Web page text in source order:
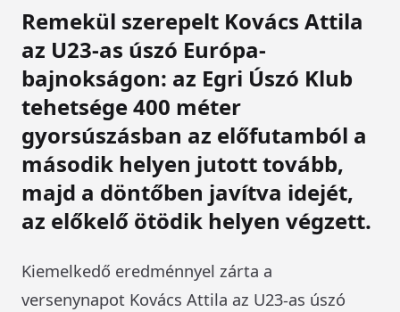
Remekül szerepelt Kovács Attila
az U23-as úszó Európa-
bajnokságon: az Egri Úszó Klub
tehetsége 400 méter
gyorsúszásban az előfutamból a
második helyen jutott tovább,
majd a döntőben javítva idejét,
az előkelő ötödik helyen végzett.
Kiemelkedő eredménnyel zárta a
versenynapot Kovács Attila az U23-as úszó